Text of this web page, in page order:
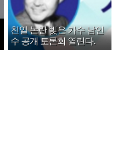
친일 논란 빚은 가수 남인
수 공개 토론회 열린다.